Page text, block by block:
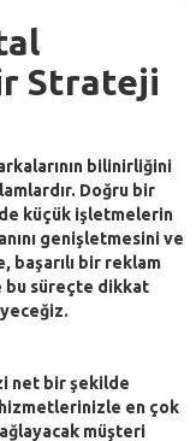
Strateji
bilinirliğini
Doğru bir
küçük işletmelerin
genişletmesini ve
başarılı bir reklam
bu süreçte dikkat
net bir şekilde
en çok
müşteri